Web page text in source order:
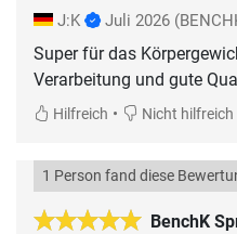
J:K Juli 2026
Super für das
Verarbeitung und gute
Hilfreich • Nicht hilfreich
BenchK
1 Person fand diese